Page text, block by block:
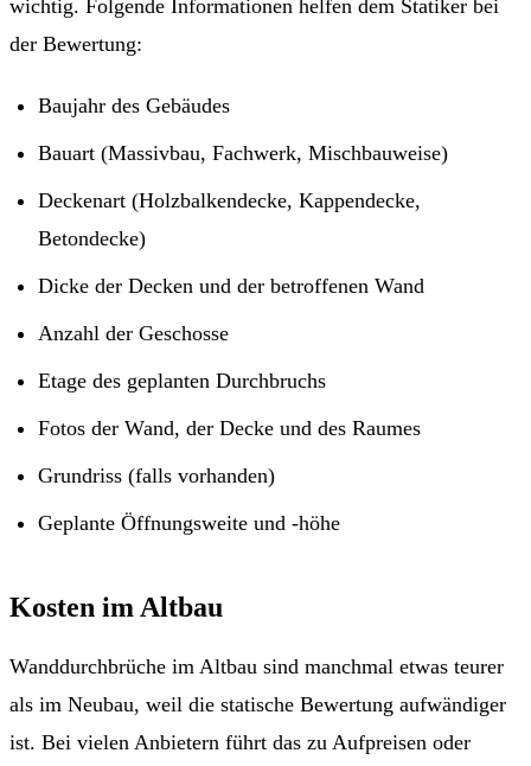
wichtig. Folgende Informationen helfen dem Statiker bei
der Bewertung:
Baujahr des Gebäudes
Bauart (Massivbau, Fachwerk, Mischbauweise)
Deckenart (Holzbalkendecke, Kappendecke,
Betondecke)
Dicke der Decken und der betroffenen Wand
Anzahl der Geschosse
Etage des geplanten Durchbruchs
Fotos der Wand, der Decke und des Raumes
Grundriss (falls vorhanden)
Geplante Öffnungsweite und -höhe
Kosten im Altbau
Wanddurchbrüche im Altbau sind manchmal etwas teurer
als im Neubau, weil die statische Bewertung aufwändiger
ist. Bei vielen Anbietern führt das zu Aufpreisen oder